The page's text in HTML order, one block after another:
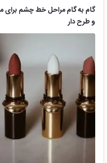
گام به گام مراحل خط چشم
و طرح دار